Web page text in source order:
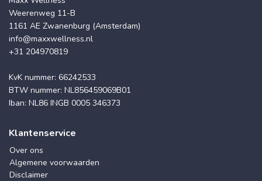
Weerenweg 11-B
1161 AE Zwanenburg (Amsterdam)
info@maxxwellness.nl
+31 204970819
KvK nummer: 66242533
BTW nummer: NL856459069B01
Iban: NL86 INGB 0005 346373
Klantenservice
Over ons
Algemene voorwaarden
Disclaimer